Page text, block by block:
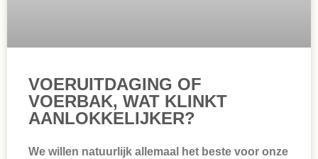
VOERUITDAGING OF
VOERBAK, WAT KLINKT
AANLOKKELIJKER?
We willen natuurlijk allemaal het beste voor onze